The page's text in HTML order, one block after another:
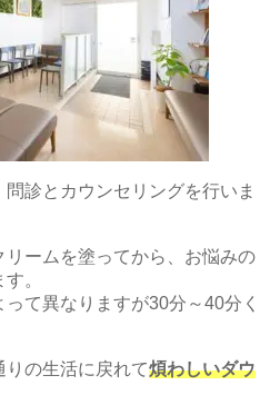
診とカウンセリングを行いま
ームを塗ってから、お悩みの
。
て異なりますが30分～40分く
の生活に戻れて煩わしいダウ